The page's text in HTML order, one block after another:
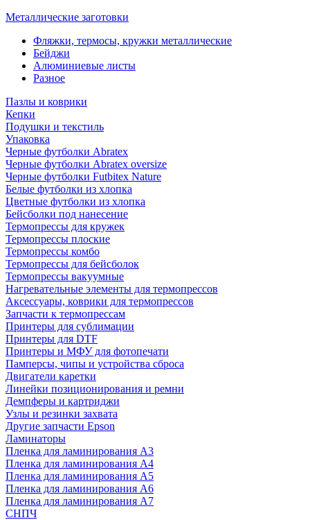
Металлические заготовки
Фляжки, термосы, кружки металлические
Бейджи
Алюминиевые листы
Разное
Пазлы и коврики
Кепки
Подушки и текстиль
Упаковка
Черные футболки Abratex
Черные футболки Abratex oversize
Черные футболки Futbitex Nature
Белые футболки из хлопка
Цветные футболки из хлопка
Бейсболки под нанесение
Термопрессы для кружек
Термопрессы плоские
Термопрессы комбо
Термопрессы для бейсболок
Термопрессы вакуумные
Нагревательные элементы для термопрессов
Аксессуары, коврики для термопрессов
Запчасти к термопрессам
Принтеры для сублимации
Принтеры для DTF
Принтеры и МФУ для фотопечати
Памперсы, чипы и устройства сброса
Двигатели каретки
Линейки позиционирования и ремни
Демпферы и картриджи
Узлы и резинки захвата
Другие запчасти Epson
Ламинаторы
Пленка для ламинирования А3
Пленка для ламинирования А4
Пленка для ламинирования А5
Пленка для ламинирования А6
Пленка для ламинирования А7
СНПЧ